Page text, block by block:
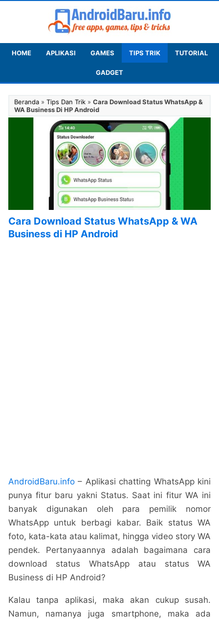
HOME APLIKASI GAMES TIPS TRIK TUTORIAL
GADGET
Beranda» Tips Dan Trik» Cara Download Status WhatsApp &
WA Business Di HP Android
Cara Download Status WhatsApp & WA
Business di HP Android
AndroidBaru.info– Aplikasi chatting WhatsApp kini
punya fitur baru yakni Status. Saat ini fitur WA ini
banyak digunakan oleh para pemilik nomor
WhatsApp untuk berbagi kabar. Baik status WA
foto, kata-kata atau kalimat, hingga video story WA
pendek. Pertanyaannya adalah bagaimana cara
download status WhatsApp atau status WA
Business di HP Android?
Kalau tanpa aplikasi, maka akan cukup susah.
Namun, namanya juga smartphone, maka ada